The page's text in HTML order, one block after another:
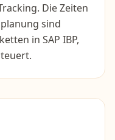
Die Zeiten
sind
in SAP IBP,